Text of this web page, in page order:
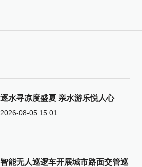
逐水寻凉度盛夏 亲水游乐悦人心
2026-08-05 15:01
智能无人巡逻车开展城市路面交管巡